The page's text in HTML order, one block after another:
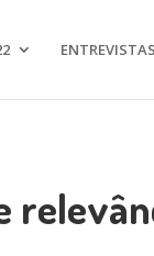
ENTREVISTAS